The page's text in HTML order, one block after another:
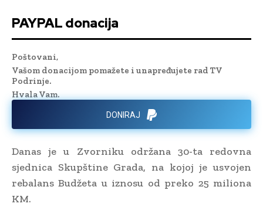
PAYPAL donacija
Poštovani,
Vašom donacijom pomažete i unapređujete rad TV
Podrinje.
Hvala Vam.
DONIRAJ
Danas je u Zvorniku održana 30-ta redovna
sjednica Skupštine Grada, na kojoj je usvojen
rebalans Budžeta u iznosu od preko 25 miliona
KM.